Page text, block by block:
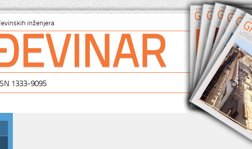
inženjera
1333-9095